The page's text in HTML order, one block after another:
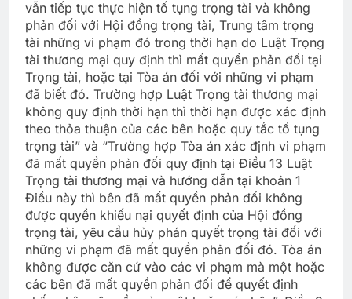
vẫn tiếp tục thực hiện tố tụng trọng tài và không
phản đối với Hội đồng trọng tài, Trung tâm trọng
tài những vi phạm đó trong thời hạn do Luật Trọng
tài thương mại quy định thì mất quyền phản đối tại
Trọng tài, hoặc tại Tòa án đối với những vi phạm
đã biết đó. Trường hợp Luật Trọng tài thương mại
không quy định thời hạn thì thời hạn được xác định
theo thỏa thuận của các bên hoặc quy tắc tố tụng
trọng tài” và “Trường hợp Tòa án xác định vi phạm
đã mất quyền phản đối quy định tại Điều 13 Luật
Trọng tài thương mại và hướng dẫn tại khoản 1
Điều này thì bên đã mất quyền phản đối không
được quyền khiếu nại quyết định của Hội đồng
trọng tài, yêu cầu hủy phán quyết trọng tài đối với
những vi phạm đã mất quyền phản đối đó. Tòa án
không được căn cứ vào các vi phạm mà một hoặc
các bên đã mất quyền phản đối để quyết định